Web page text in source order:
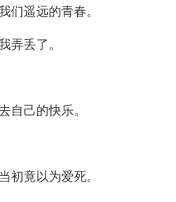
们遥远的青春。
弄丢了。
自己的快乐。
初竟以为爱死。